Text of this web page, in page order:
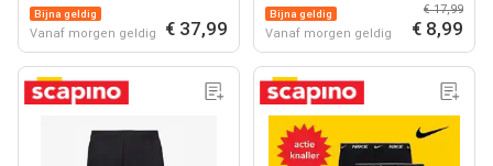
Bijna geldig
Vanaf morgen geldig € 37,99
Bijna geldig
Vanaf morgen geldig
€ 17,99
€ 8,99